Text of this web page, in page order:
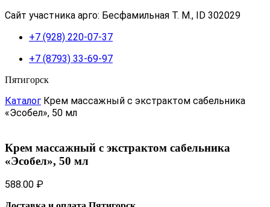
Сайт участника арго: Бесфамильная Т. М., ID 302029
+7 (928) 220-07-37
+7 (8793) 33-69-97
Пятигорск
Каталог Крем массажный с экстрактом сабельника
«Эсобел», 50 мл
Крем массажный с экстрактом сабельника
«Эсобел», 50 мл
588.00 ₽